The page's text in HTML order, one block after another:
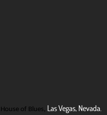
House of Blues, Las Vegas, Nevada.